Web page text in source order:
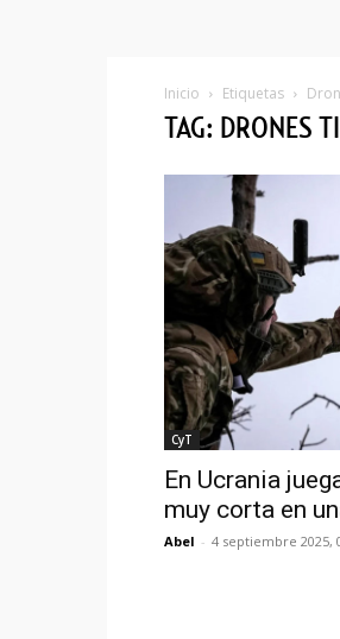
Inicio Etiquetas
TAG: DRONES
CyT
En Ucrania
muy corta en
Abel - 4 septiembre 2025,